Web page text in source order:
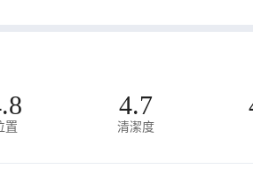
置
4.7
清潔度